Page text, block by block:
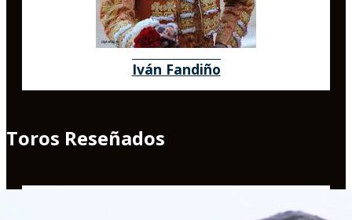
Iván Fandiño
Toros Reseñados